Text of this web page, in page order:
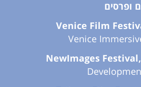
ופרסים
Venice Film
Venice
NewImages